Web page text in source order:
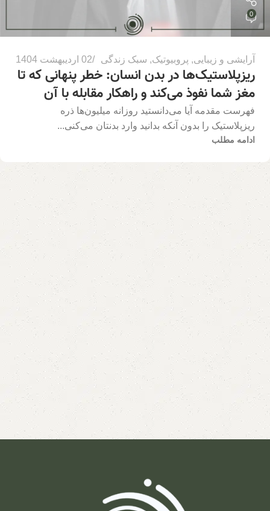
0
آرایشی و زیبایی, پروبیوتیک, سبک زندگی 02 اردیبهشت 1404
ریزپلاستیک‌ها در بدن انسان: خطر پنهانی که تا
مغز شما نفوذ می‌کند و راهکار مقابله با آن
فهرست مقدمه آیا می‌دانستید روزانه میلیون‌ها ذره
ریزپلاستیک را بدون آنکه بدانید وارد بدنتان می‌کنی...
ادامه مطلب